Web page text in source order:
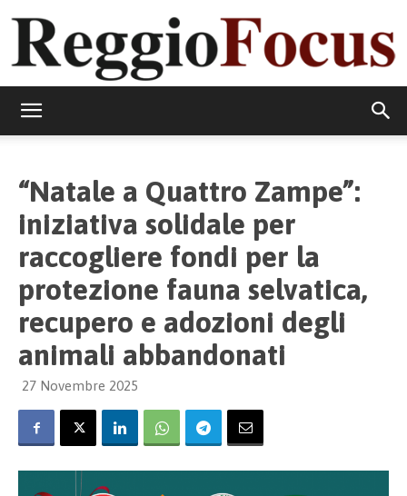
“Natale a Quattro Zampe”:
iniziativa solidale per
raccogliere fondi per la
protezione fauna selvatica,
recupero e adozioni degli
animali abbandonati
27 Novembre 2025